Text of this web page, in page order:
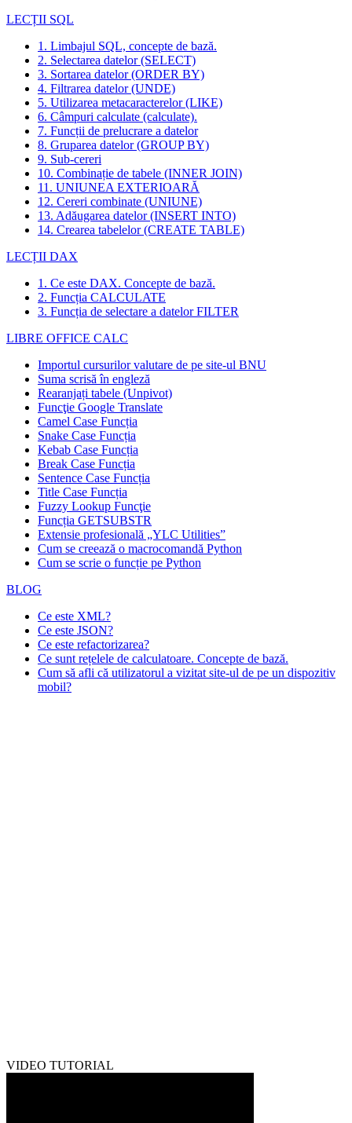
LECȚII SQL
1. Limbajul SQL, concepte de bază.
2. Selectarea datelor (SELECT)
3. Sortarea datelor (ORDER BY)
4. Filtrarea datelor (UNDE)
5. Utilizarea metacaracterelor (LIKE)
6. Câmpuri calculate (calculate).
7. Funcții de prelucrare a datelor
8. Gruparea datelor (GROUP BY)
9. Sub-cereri
10. Combinație de tabele (INNER JOIN)
11. UNIUNEA EXTERIOARĂ
12. Cereri combinate (UNIUNE)
13. Adăugarea datelor (INSERT INTO)
14. Crearea tabelelor (CREATE TABLE)
LECȚII DAX
1. Ce este DAX. Concepte de bază.
2. Funcția CALCULATE
3. Funcția de selectare a datelor FILTER
LIBRE OFFICE CALC
Importul cursurilor valutare de pe site-ul BNU
Suma scrisă în engleză
Rearanjați tabele (Unpivot)
Funcţie Google Translate
Camel Case Funcția
Snake Case Funcția
Kebab Case Funcția
Break Case Funcția
Sentence Case Funcția
Title Case Funcția
Fuzzy Lookup Funcţie
Funcția GETSUBSTR
Extensie profesională „YLC Utilities”
Cum se creează o macrocomandă Python
Cum se scrie o funcție pe Python
BLOG
Ce este XML?
Ce este JSON?
Ce este refactorizarea?
Ce sunt rețelele de calculatoare. Concepte de bază.
Cum să afli că utilizatorul a vizitat site-ul de pe un dispozitiv
mobil?
VIDEO TUTORIAL